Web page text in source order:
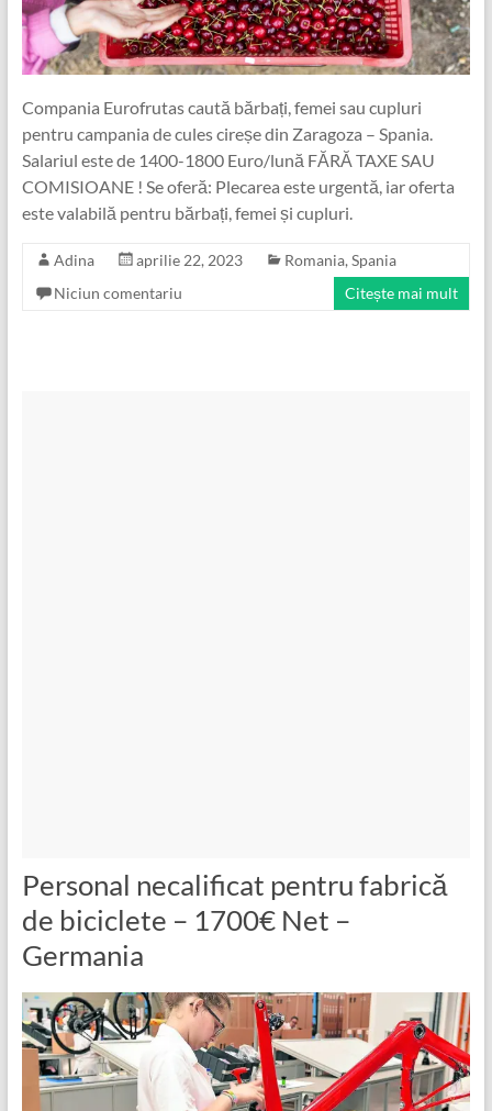
Compania Eurofrutas caută bărbați, femei sau cupluri
pentru campania de cules cireșe din Zaragoza – Spania.
Salariul este de 1400-1800 Euro/lună FĂRĂ TAXE SAU
COMISIOANE ! Se oferă: Plecarea este urgentă, iar oferta
este valabilă pentru bărbați, femei și cupluri.
Adina aprilie 22, 2023 Romania, Spania
Niciun comentariu
Citește mai mult
Personal necalificat pentru fabrică
de biciclete – 1700€ Net –
Germania